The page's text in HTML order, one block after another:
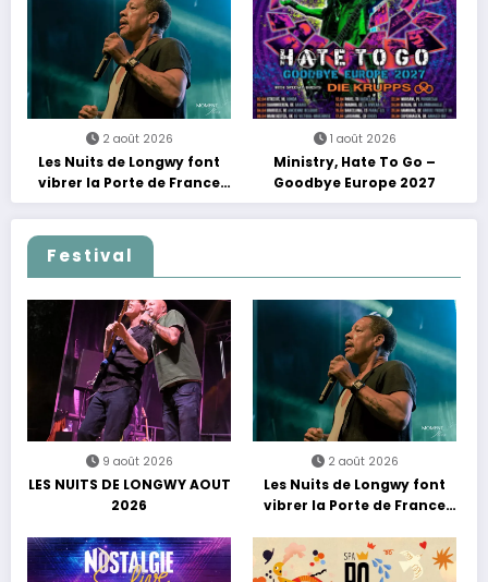
2 août 2026
Les Nuits de Longwy font
vibrer la Porte de France
avec une soirée entre
découvertes et énergie
reggae
1 août 2026
Ministry, Hate To Go –
Goodbye Europe 2027
Festival
9 août 2026
LES NUITS DE LONGWY AOUT
2026
2 août 2026
Les Nuits de Longwy font
vibrer la Porte de France
découvertes et énergie
reggae